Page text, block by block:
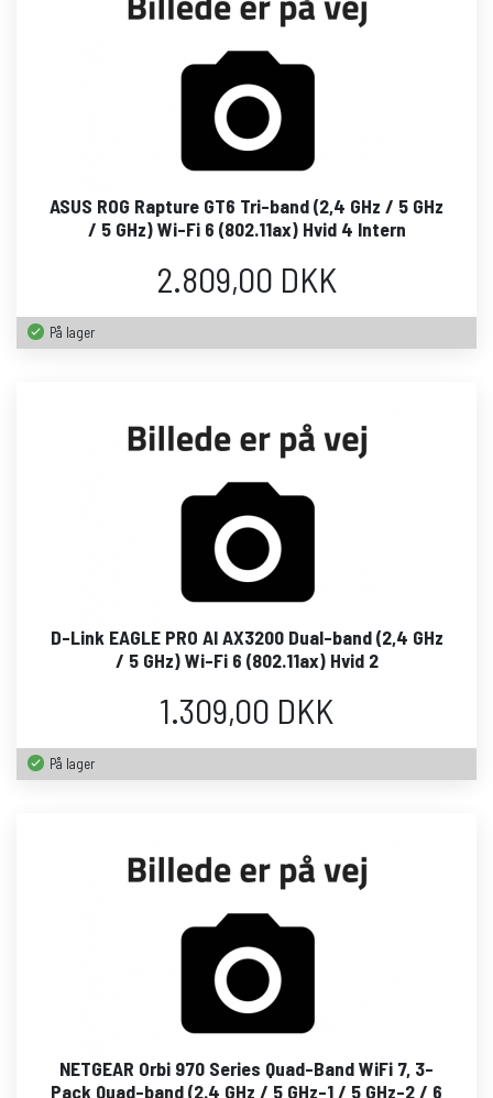
ASUS ROG Rapture GT6 Tri-band (2,4 GHz / 5 GHz
/ 5 GHz) Wi-Fi 6 (802.11ax) Hvid 4 Intern
2.809,00 DKK
På lager
D-Link EAGLE PRO AI AX3200 Dual-band (2,4 GHz
/ 5 GHz) Wi-Fi 6 (802.11ax) Hvid 2
1.309,00 DKK
På lager
NETGEAR Orbi 970 Series Quad-Band WiFi 7, 3-
Pack Quad-band (2.4 GHz / 5 GHz-1 / 5 GHz-2 / 6